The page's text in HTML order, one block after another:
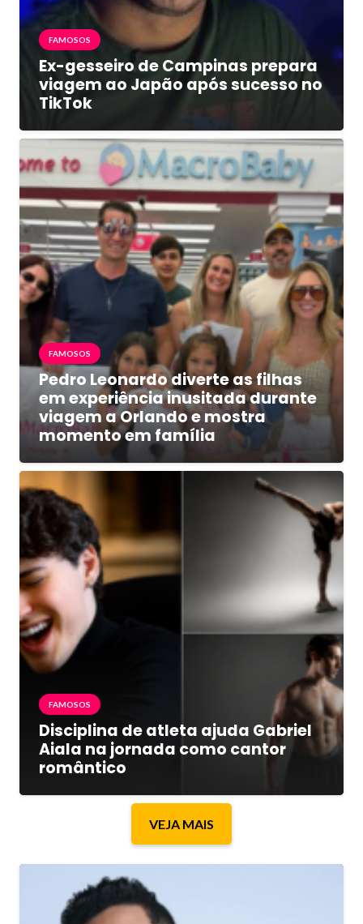
FAMOSOS
Ex-gesseiro de Campinas prepara
viagem ao Japão após sucesso no
TikTok
FAMOSOS
Pedro Leonardo diverte as filhas
em experiência inusitada durante
viagem a Orlando e mostra
momento em família
FAMOSOS
Disciplina de atleta ajuda Gabriel
Aiala na jornada como cantor
romântico
VEJA MAIS